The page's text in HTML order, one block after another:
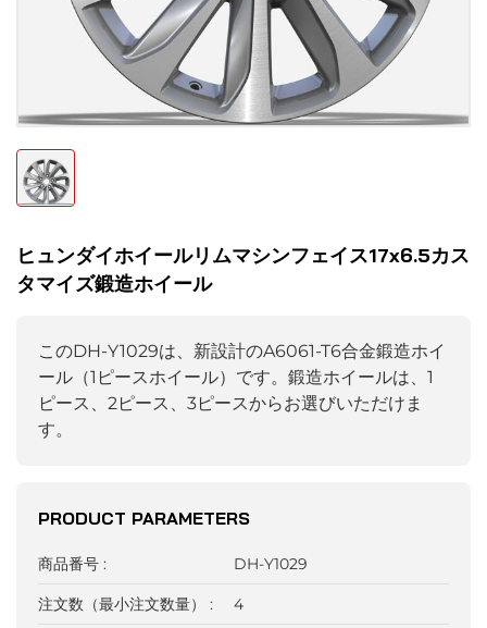
ヒュンダイホイールリムマシンフェイス17x6.5カス
タマイズ鍛造ホイール
このDH-Y1029は、新設計のA6061-T6合金鍛造ホイ
ール（1ピースホイール）です。鍛造ホイールは、1
ピース、2ピース、3ピースからお選びいただけま
す。
PRODUCT PARAMETERS
商品番号 : DH-Y1029
注文数（最小注文数量） : 4